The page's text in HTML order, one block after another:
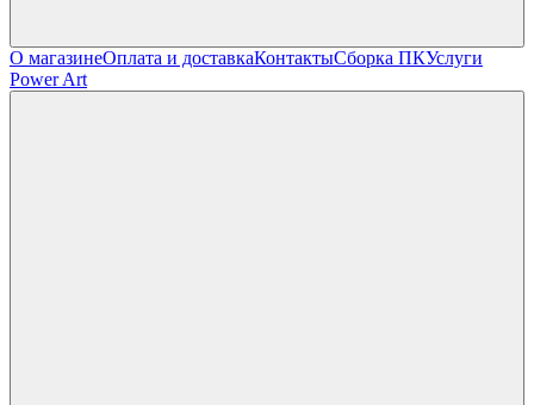
О магазинеОплата и доставкаКонтактыСборка ПКУслуги
Power Art